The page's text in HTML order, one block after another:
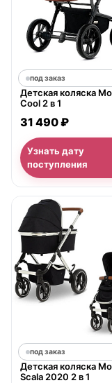
под заказ
Детская коляска
Cool 2 в 1
31 490 ₽
Узнать дату
поступления
под заказ
Детская коляска
Scala 2020 2 в 1